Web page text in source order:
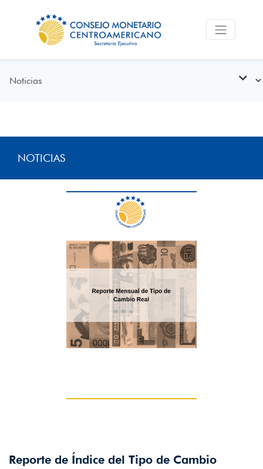
NOTICIAS
Reporte de Índice del Tipo de Cambio